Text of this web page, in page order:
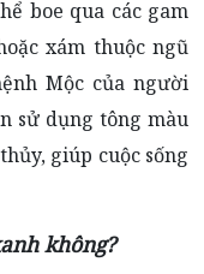
boe qua các gam
xám thuộc ngũ
Mộc của người
sử dụng tông màu
giúp cuộc sống
không?